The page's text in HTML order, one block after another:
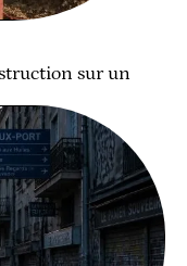
sur un